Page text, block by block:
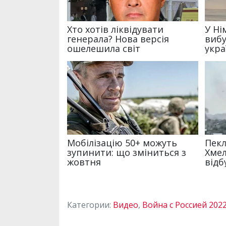
Категории: Видео, Война с Россией 2022